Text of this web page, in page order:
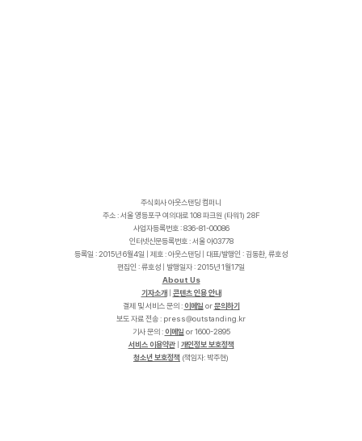
주식회사 아웃스탠딩 컴퍼니
주소 : 서울 영등포구 여의대로 108 파크원 (타워1) 28F
사업자등록번호 : 836-81-00086
인터넷신문등록번호 : 서울 아03778
등록일 : 2015년 6월4일 | 제호 : 아웃스탠딩 | 대표/발행인 : 김동환, 류호성
편집인 : 류호성 | 발행일자 : 2015년 1월17일
About Us
기자소개
콘텐츠 인용 안내
결제 및 서비스 문의 : 이메일 or문의하기
보도 자료 전송 :
r
k
.
g
n
i
d
n
a
t
s
t
u
o
@
s
s
e
r
p
기사 문의 : 이메일 or 1600-2895
서비스 이용약관| 개인정보 보호정책
청소년 보호정책 (책임자: 박주현)